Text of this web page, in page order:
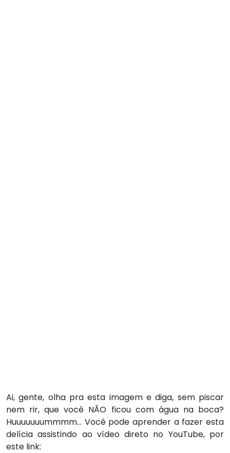
Ai, gente, olha pra esta imagem e diga, sem piscar
nem rir, que você NÃO ficou com água na boca?
Huuuuuuummmm… Você pode aprender a fazer esta
delícia assistindo ao vídeo direto no YouTube, por
este link: